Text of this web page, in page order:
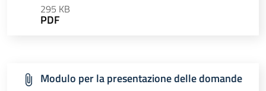
295 KB
PDF
Modulo per la presentazione delle domande